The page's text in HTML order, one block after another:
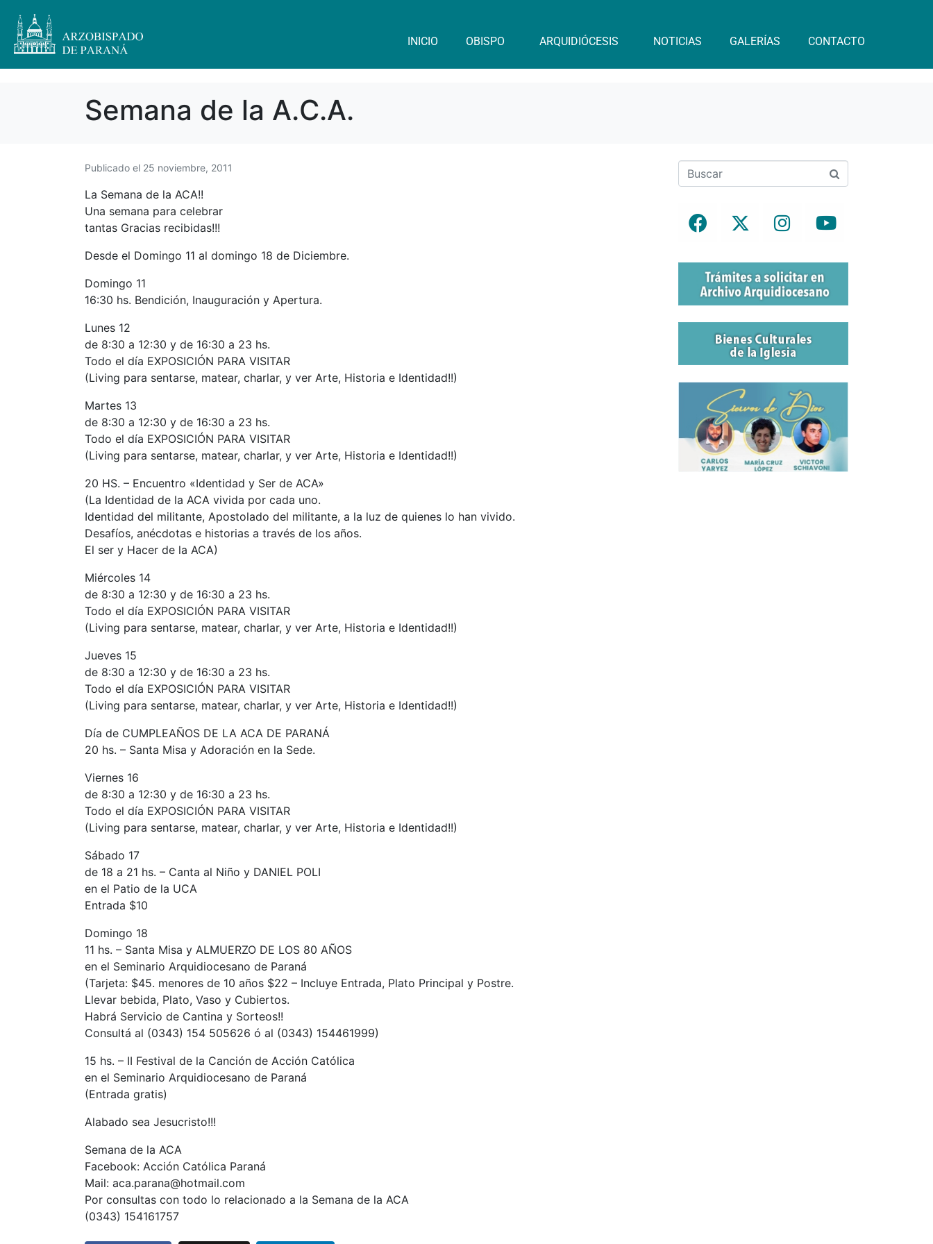
INICIO OBISPO ARQUIDIÓCESIS NOTICIAS GALERÍAS CONTACTO
Semana de la A.C.A.
Publicado el 25 noviembre, 2011
La Semana de la ACA!!
Una semana para celebrar
tantas Gracias recibidas!!!
Desde el Domingo 11 al domingo 18 de Diciembre.
Domingo 11
16:30 hs. Bendición, Inauguración y Apertura.
Lunes 12
de 8:30 a 12:30 y de 16:30 a 23 hs.
Todo el día EXPOSICIÓN PARA VISITAR
(Living para sentarse, matear, charlar, y ver Arte, Historia e Identidad!!)
Martes 13
de 8:30 a 12:30 y de 16:30 a 23 hs.
Todo el día EXPOSICIÓN PARA VISITAR
(Living para sentarse, matear, charlar, y ver Arte, Historia e Identidad!!)
20 HS. – Encuentro «Identidad y Ser de ACA»
(La Identidad de la ACA vivida por cada uno.
Identidad del militante, Apostolado del militante, a la luz de quienes lo han vivido.
Desafíos, anécdotas e historias a través de los años.
El ser y Hacer de la ACA)
Miércoles 14
de 8:30 a 12:30 y de 16:30 a 23 hs.
Todo el día EXPOSICIÓN PARA VISITAR
(Living para sentarse, matear, charlar, y ver Arte, Historia e Identidad!!)
Jueves 15
de 8:30 a 12:30 y de 16:30 a 23 hs.
Todo el día EXPOSICIÓN PARA VISITAR
(Living para sentarse, matear, charlar, y ver Arte, Historia e Identidad!!)
Día de CUMPLEAÑOS DE LA ACA DE PARANÁ
20 hs. – Santa Misa y Adoración en la Sede.
Viernes 16
de 8:30 a 12:30 y de 16:30 a 23 hs.
Todo el día EXPOSICIÓN PARA VISITAR
(Living para sentarse, matear, charlar, y ver Arte, Historia e Identidad!!)
Sábado 17
de 18 a 21 hs. – Canta al Niño y DANIEL POLI
en el Patio de la UCA
Entrada $10
Domingo 18
11 hs. – Santa Misa y ALMUERZO DE LOS 80 AÑOS
en el Seminario Arquidiocesano de Paraná
(Tarjeta: $45. menores de 10 años $22 – Incluye Entrada, Plato Principal y Postre.
Llevar bebida, Plato, Vaso y Cubiertos.
Habrá Servicio de Cantina y Sorteos!!
Consultá al (0343) 154 505626 ó al (0343) 154461999)
15 hs. – II Festival de la Canción de Acción Católica
en el Seminario Arquidiocesano de Paraná
(Entrada gratis)
Alabado sea Jesucristo!!!
Semana de la ACA
Facebook: Acción Católica Paraná
Mail: aca.parana@hotmail.com
Por consultas con todo lo relacionado a la Semana de la ACA
(0343) 154161757